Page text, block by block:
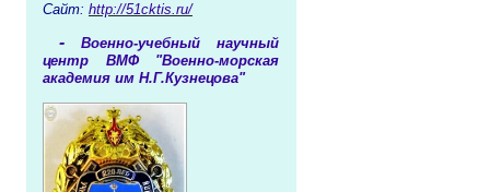
Сайт: http://51cktis.ru/
- Военно-учебный научный
центр ВМФ "Военно-морская
академия им Н.Г.Кузнецова"